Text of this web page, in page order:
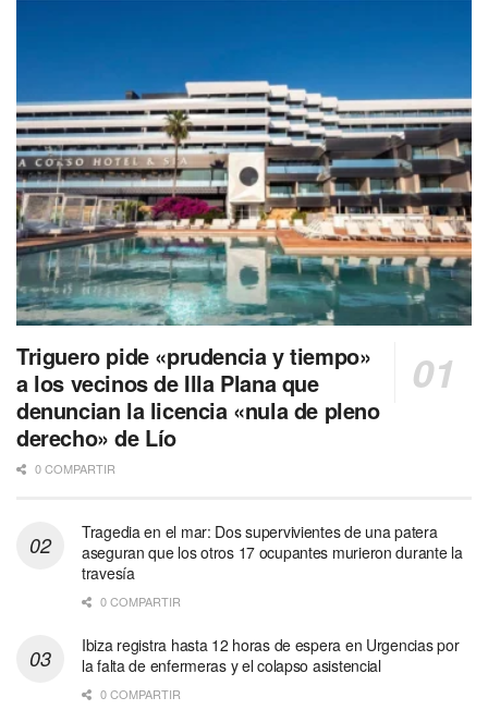
Triguero pide «prudencia y tiempo»
a los vecinos de Illa Plana que
denuncian la licencia «nula de pleno
derecho» de Lío
0 COMPARTIR
Tragedia en el mar: Dos supervivientes de una patera
aseguran que los otros 17 ocupantes murieron durante la
travesía
0 COMPARTIR
Ibiza registra hasta 12 horas de espera en Urgencias por
la falta de enfermeras y el colapso asistencial
0 COMPARTIR